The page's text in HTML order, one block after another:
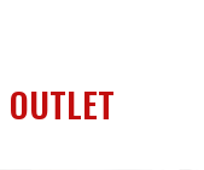
OUTLET